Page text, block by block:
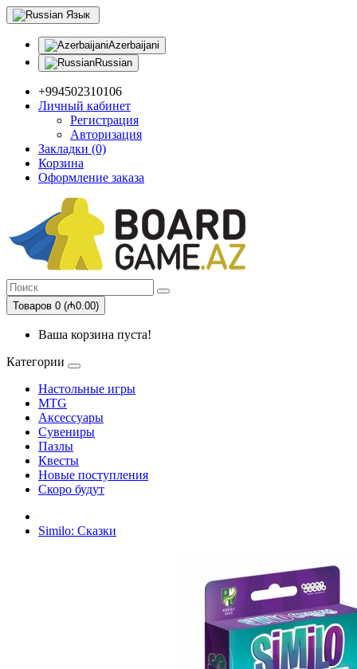
Язык
Azerbaijani
Russian
+994502310106
Личный кабинет
Регистрация
Авторизация
Закладки (0)
Корзина
Оформление заказа
Товаров 0 (₼0.00)
Ваша корзина пуста!
Категории
Настольные игры
MTG
Аксессуары
Сувениры
Пазлы
Квесты
Новые поступления
Скоро будут
Similo: Сказки